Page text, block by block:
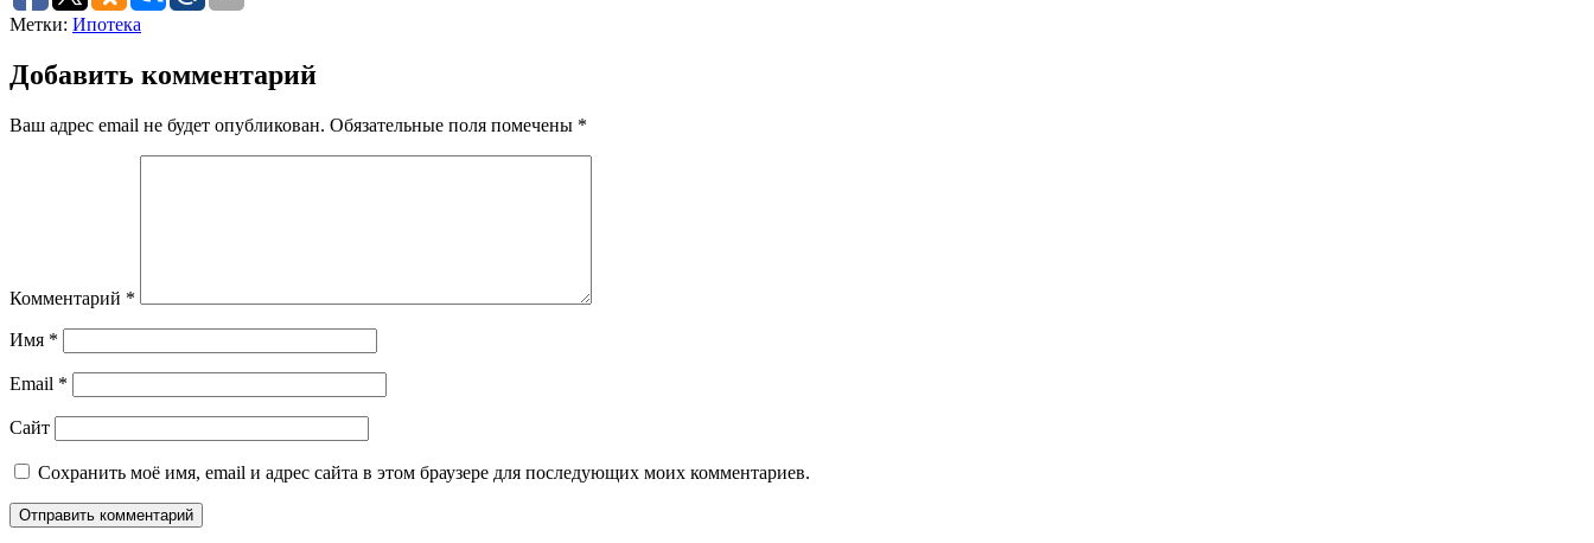
Метки: Ипотека
Добавить комментарий
Ваш адрес email не будет опубликован. Обязательные поля помечены *
Комментарий *
Имя *
Email *
Сайт
Сохранить моё имя, email и адрес сайта в этом браузере для последующих моих комментариев.